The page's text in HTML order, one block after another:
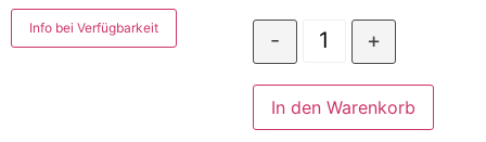
Info bei Verfügbarkeit - +
In den Warenkorb